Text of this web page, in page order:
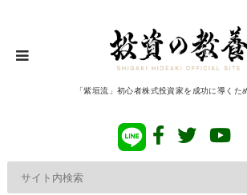
「紫垣流」初心者株式投資家を成功に導くた